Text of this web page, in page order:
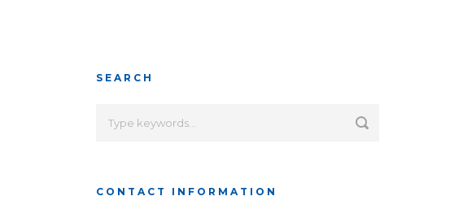
SEARCH
CONTACT INFORMATION